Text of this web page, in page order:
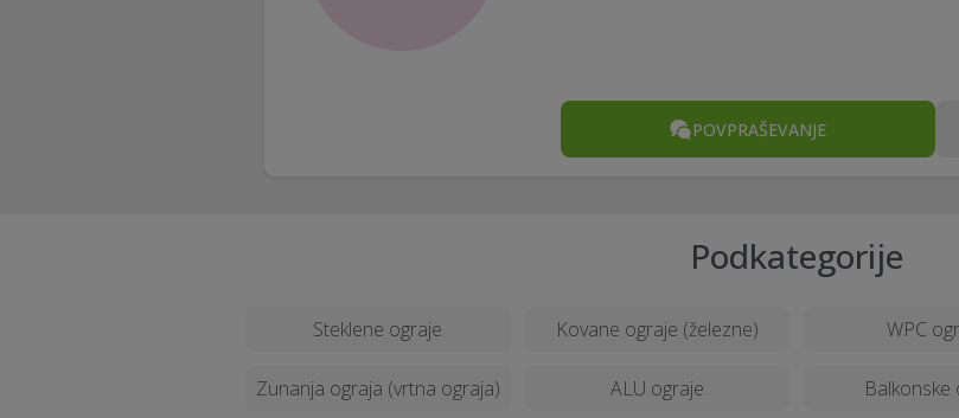
POVPRAŠEVANJE
Podkategorije
Steklene ograje Kovane ograje (železne) WPC
Zunanja ograja (vrtna ograja) ALU ograje Balkonske